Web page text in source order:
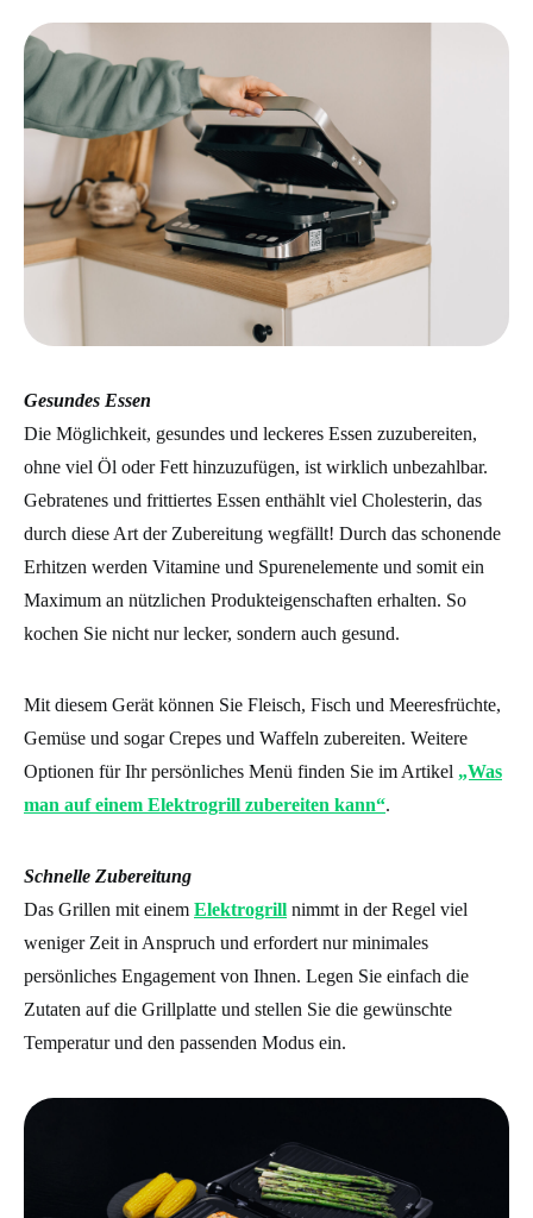
Gesundes Essen
Die Möglichkeit, gesundes und leckeres Essen zuzubereiten,
ohne viel Öl oder Fett hinzuzufügen, ist wirklich unbezahlbar.
Gebratenes und frittiertes Essen enthählt viel Cholesterin, das
durch diese Art der Zubereitung wegfällt! Durch das schonende
Erhitzen werden Vitamine und Spurenelemente und somit ein
Maximum an nützlichen Produkteigenschaften erhalten. So
kochen Sie nicht nur lecker, sondern auch gesund.
Mit diesem Gerät können Sie Fleisch, Fisch und Meeresfrüchte,
Gemüse und sogar Crepes und Waffeln zubereiten. Weitere
Optionen für Ihr persönliches Menü finden Sie im Artikel „Was
man auf einem Elektrogrill zubereiten kann“.
Schnelle Zubereitung
Das Grillen mit einem Elektrogrill nimmt in der Regel viel
weniger Zeit in Anspruch und erfordert nur minimales
persönliches Engagement von Ihnen. Legen Sie einfach die
Zutaten auf die Grillplatte und stellen Sie die gewünschte
Temperatur und den passenden Modus ein.